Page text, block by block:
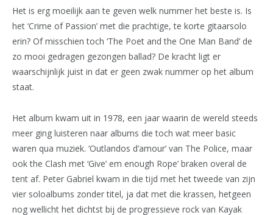
Het is erg moeilijk aan te geven welk nummer het beste is. Is
het ‘Crime of Passion’ met die prachtige, te korte gitaarsolo
erin? Of misschien toch ‘The Poet and the One Man Band’ de
zo mooi gedragen gezongen ballad? De kracht ligt er
waarschijnlijk juist in dat er geen zwak nummer op het album
staat.
Het album kwam uit in 1978, een jaar waarin de wereld steeds
meer ging luisteren naar albums die toch wat meer basic
waren qua muziek. ‘Outlandos d’amour’ van The Police, maar
ook the Clash met ‘Give’ em enough Rope’ braken overal de
tent af. Peter Gabriel kwam in die tijd met het tweede van zijn
vier soloalbums zonder titel, ja dat met die krassen, hetgeen
nog wellicht het dichtst bij de progressieve rock van Kayak